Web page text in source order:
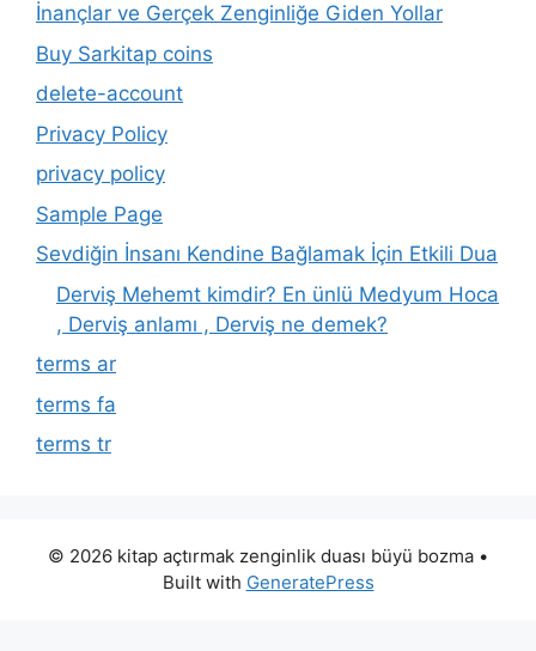
İnançlar ve Gerçek Zenginliğe Giden Yollar
Buy Sarkitap coins
delete-account
Privacy Policy
privacy policy
Sample Page
Sevdiğin İnsanı Kendine Bağlamak İçin Etkili Dua
Derviş Mehemt kimdir? En ünlü Medyum Hoca
, Derviş anlamı , Derviş ne demek?
terms ar
terms fa
terms tr
© 2026 kitap açtırmak zenginlik duası büyü bozma •
Built with GeneratePress